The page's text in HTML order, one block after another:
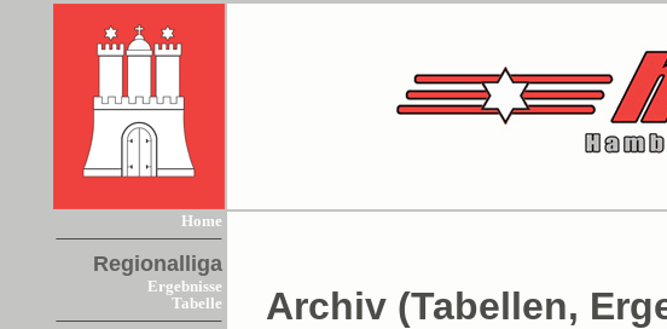
Home
Regionalliga
Ergebnisse
Tabelle
Archiv (Tabellen,